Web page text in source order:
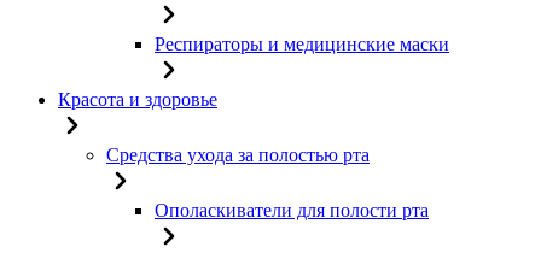
Респираторы и медицинские маски
Красота и здоровье
Средства ухода за полостью рта
Ополаскиватели для полости рта